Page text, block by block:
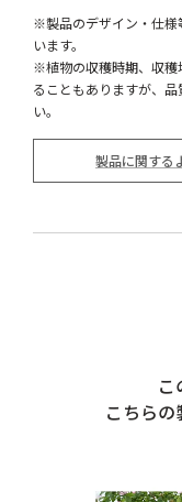
※製品のデザイン・仕様
います。
※植物の収穫時期、収穫
ることもありますが、
い。
製品に関する
こ
こちら